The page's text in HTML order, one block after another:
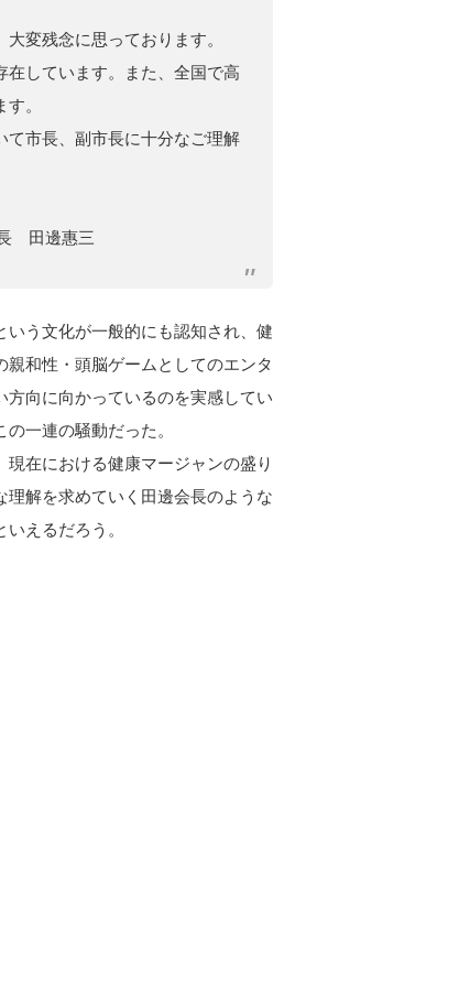
変残念に思っております。
しています。また、全国で高
。
市長、副市長に十分なご理解
田邊惠三
う文化が一般的にも認知され、健
和性・頭脳ゲームとしてのエンタ
向に向かっているのを実感してい
一連の騒動だった。
在における健康マージャンの盛り
理解を求めていく田邊会長のような
えるだろう。